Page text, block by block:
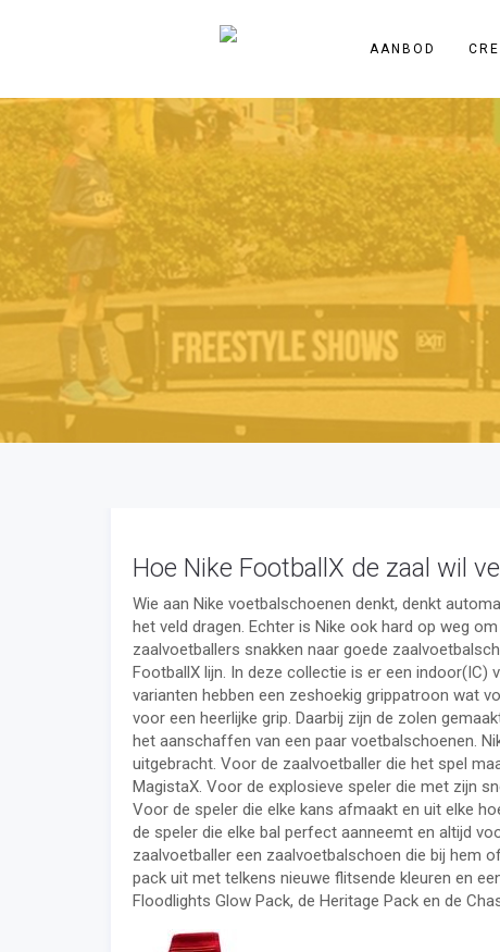
AANBOD
Hoe Nike FootballX de zaal wil
Wie aan Nike voetbalschoenen denkt, denkt
het veld dragen. Echter is Nike ook hard op weg
zaalvoetballers snakken naar goede
FootballX lijn. In deze collectie is er een
varianten hebben een zeshoekig grippatroon wat
voor een heerlijke grip. Daarbij zijn de zolen
het aanschaffen van een paar voetbalschoenen.
uitgebracht. Voor de zaalvoetballer die het spel
MagistaX. Voor de explosieve speler die met zijn
Voor de speler die elke kans afmaakt en uit elke
de speler die elke bal perfect aanneemt en altijd
zaalvoetballer een zaalvoetbalschoen die bij hem
pack uit met telkens nieuwe flitsende kleuren en
Floodlights Glow Pack, de Heritage Pack en de